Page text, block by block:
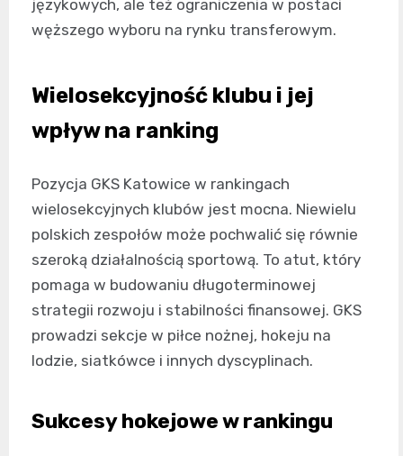
językowych, ale też ograniczenia w postaci
węższego wyboru na rynku transferowym.
Wielosekcyjność klubu i jej
wpływ na ranking
Pozycja GKS Katowice w rankingach
wielosekcyjnych klubów jest mocna. Niewielu
polskich zespołów może pochwalić się równie
szeroką działalnością sportową. To atut, który
pomaga w budowaniu długoterminowej
strategii rozwoju i stabilności finansowej. GKS
prowadzi sekcje w piłce nożnej, hokeju na
lodzie, siatkówce i innych dyscyplinach.
Sukcesy hokejowe w rankingu